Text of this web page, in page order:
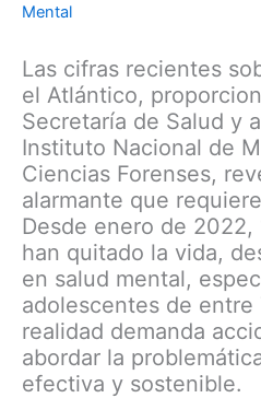
Mental
Las cifras recientes
el Atlántico,
Secretaría de Salud y
Instituto Nacional de
Ciencias Forenses,
alarmante que
Desde enero de 2022,
han quitado la vida,
en salud mental,
adolescentes de entre
realidad demanda
abordar la
efectiva y sostenible.